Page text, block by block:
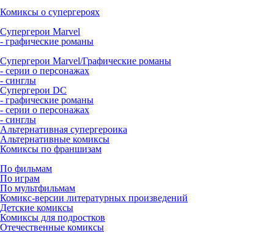
Комиксы о супергероях
Супергерои Marvel
- графические романы
Супергерои Marvel/Графические романы
- серии о персонажах
- синглы
Супергерои DC
- графические романы
- серии о персонажах
- синглы
Альтернативная супергероика
Альтернативные комиксы
Комиксы по франшизам
По фильмам
По играм
По мультфильмам
Комикс-версии литературных произведений
Детские комиксы
Комиксы для подростков
Отечественные комиксы